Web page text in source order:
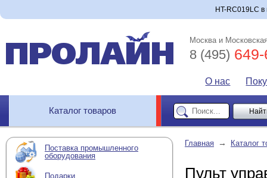
HT-RC019LC
Москва и
8 (495)
О нас
Каталог товаров
Поставка промышленного
оборудования
Подарки
Главная → Каталог
Пульт